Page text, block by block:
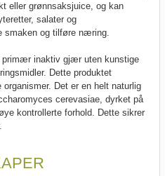
eller grønnsaksjuice, og kan
salater og
smaken og tilføre næring.
inaktiv gjær uten kunstige
Dette produktet
Det er en helt naturlig
cerevasiae, dyrket på
kontrollerte forhold. Dette sikrer